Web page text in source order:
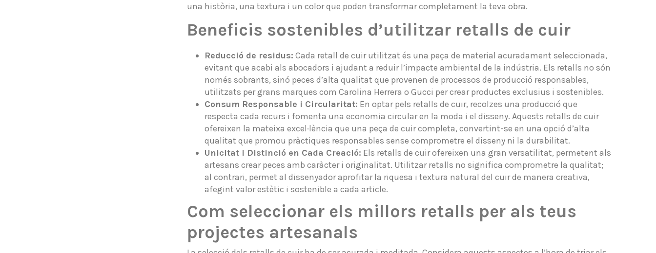
una història, una textura i un color que poden transformar completament la teva obra.
Beneficis sostenibles d’utilitzar retalls de cuir
Reducció de residus: Cada retall de cuir utilitzat és una peça de material acuradament seleccionada,
evitant que acabi als abocadors i ajudant a reduir l’impacte ambiental de la indústria. Els retalls no són
només sobrants, sinó peces d’alta qualitat que provenen de processos de producció responsables,
utilitzats per grans marques com Carolina Herrera o Gucci per crear productes exclusius i sostenibles.
Consum Responsable i Circularitat: En optar pels retalls de cuir, recolzes una producció que
respecta cada recurs i fomenta una economia circular en la moda i el disseny. Aquests retalls de cuir
ofereixen la mateixa excel·lència que una peça de cuir completa, convertint-se en una opció d’alta
qualitat que promou pràctiques responsables sense comprometre el disseny ni la durabilitat.
Unicitat i Distinció en Cada Creació: Els retalls de cuir ofereixen una gran versatilitat, permetent als
artesans crear peces amb caràcter i originalitat. Utilitzar retalls no significa comprometre la qualitat;
al contrari, permet al dissenyador aprofitar la riquesa i textura natural del cuir de manera creativa,
afegint valor estètic i sostenible a cada article.
Com seleccionar els millors retalls per als teus
projectes artesanals